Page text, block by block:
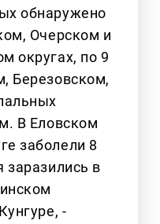
обнаружено
Очерском и
округах, по 9
Березовском,
В Еловском
заболели 8
заразились в
-